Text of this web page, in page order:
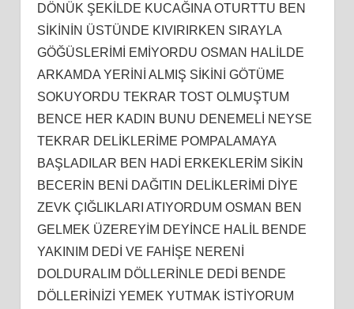
DÖNÜK ŞEKİLDE KUCAĞINA OTURTTU BEN
SİKİNİN ÜSTÜNDE KIVIRIRKEN SIRAYLA
GÖĞÜSLERİMİ EMİYORDU OSMAN HALİLDE
ARKAMDA YERİNİ ALMIŞ SİKİNİ GÖTÜME
SOKUYORDU TEKRAR TOST OLMUŞTUM
BENCE HER KADIN BUNU DENEMELİ NEYSE
TEKRAR DELİKLERİME POMPALAMAYA
BAŞLADILAR BEN HADİ ERKEKLERİM SİKİN
BECERİN BENİ DAĞITIN DELİKLERİMİ DİYE
ZEVK ÇIĞLIKLARI ATIYORDUM OSMAN BEN
GELMEK ÜZEREYİM DEYİNCE HALİL BENDE
YAKINIM DEDİ VE FAHİŞE NERENİ
DOLDURALIM DÖLLERİNLE DEDİ BENDE
DÖLLERİNİZİ YEMEK YUTMAK İSTİYORUM